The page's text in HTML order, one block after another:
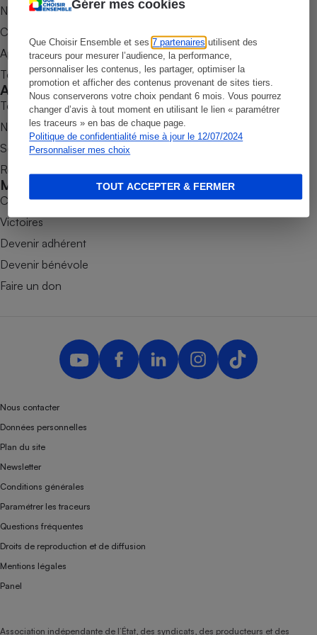
Gérer mes cookies
Que Choisir Ensemble et ses7 partenaires utilisent des
traceurs pour mesurer l’audience, la performance,
personnaliser les contenus, les partager, optimiser la
promotion et afficher des contenus provenant de sites tiers.
Nous conserverons votre choix pendant 6 mois. Vous pourrez
changer d’avis à tout moment en utilisant le lien « paramétrer
les traceurs » en bas de chaque page.
Politique de confidentialité mise à jour le 12/07/2024
Personnaliser mes choix
TOUT ACCEPTER & FERMER
alimentaire
Assurance emprunteur
Plaque de cuisson à
induction
Téléviseur
Smartphone
Matelas
Mutuelle
Antimoustique
Nos newsletters
Commander une parution
Appli Quel Produit
Tous nos tests de produits
Accompagner
Tous nos comparateurs
Nos services
Soumettre un litige
Rencontrer une association locale
Mobiliser
Combats
Victoires
Devenir adhérent
Devenir bénévole
Faire un don
Nous contacter
Données personnelles
Plan du site
Newsletter
Conditions générales
Paramétrer les traceurs
Questions fréquentes
Droits de reproduction et de diffusion
Mentions légales
Panel
Association indépendante de l’État, des syndicats, des producteurs et des